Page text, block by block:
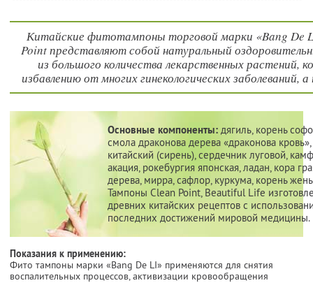
Китайские фитотампоны торговой марки «Bang De
Point представляют собой натуральный
из большого количества лекарственных растений,
избавлению от многих гинекологических
Основные компоненты: дягиль, корень
смола драконова дерева «драконова
китайский (сирень), сердечник луговой,
акация, рокебургия японская, ладан, кора
дерева, мирра, сафлор, куркума, корень
Тампоны Clean Point, Beautiful Life
древних китайских рецептов с
последних достижений мировой медицины.
Показания к применению:
Фито тампоны марки «Bang De LI» применяются для снятия
воспалительных процессов, активизации кровообращения